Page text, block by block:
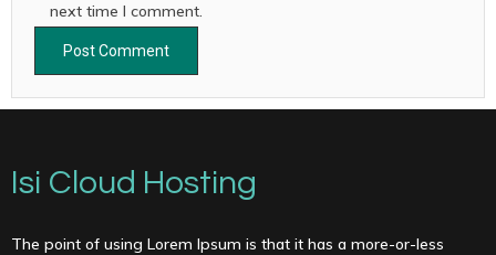
next time I comment.
Isi Cloud Hosting
The point of using Lorem Ipsum is that it has a more-or-less